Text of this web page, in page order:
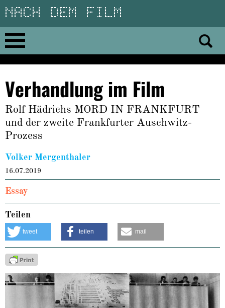
Direkt
zum
Inhalt
Home
No 23
No 01–22
Essays
Reviews
Archiv
About
Verhandlung im Film
Rolf Hädrichs MORD IN FRANKFURT
und der zweite Frankfurter Auschwitz-
Prozess
Volker Mergenthaler
16.07.2019
Essay
Teilen
tweet teilen mail